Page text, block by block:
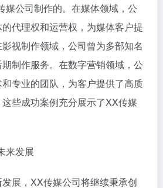
媒公司制作的。在媒体领域，公
代理权和运营权，为媒体客户提
视制作领域，公司曾为多部知名
制作服务。在数字营销领域，公
专业的团队，为客户提供了高质
些成功案例充分展示了XX传媒
来发展
展，XX传媒公司将继续秉承创